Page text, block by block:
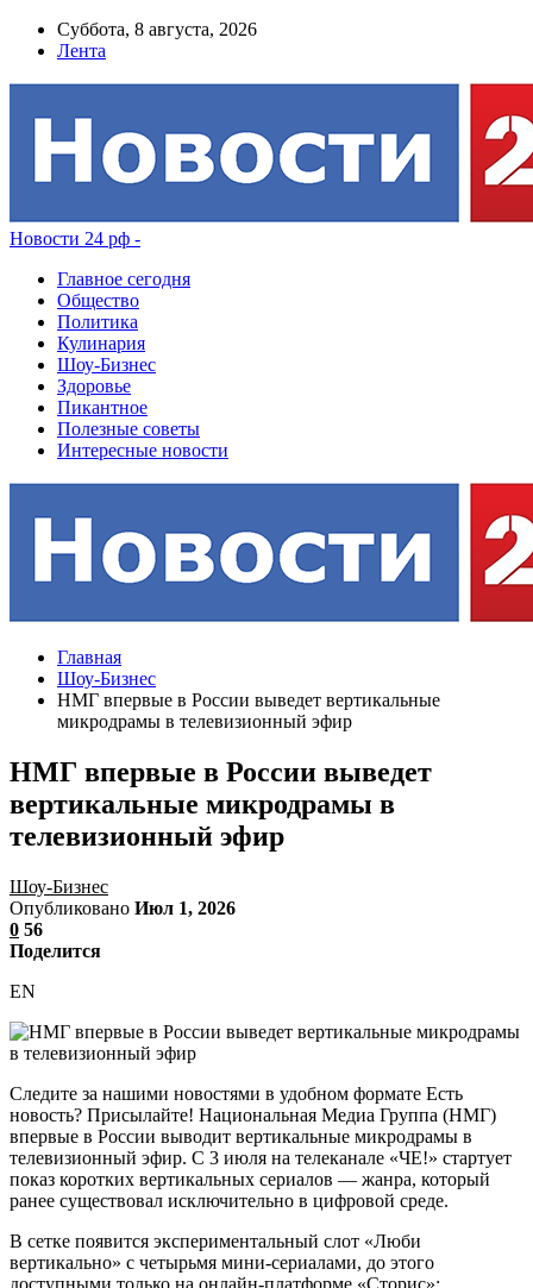
Суббота, 8 августа, 2026
Лента
Новости 24 рф -
Главное сегодня
Общество
Политика
Кулинария
Шоу-Бизнес
Здоровье
Пикантное
Полезные советы
Интересные новости
Главная
Шоу-Бизнес
НМГ впервые в России выведет вертикальные
микродрамы в телевизионный эфир
НМГ впервые в России выведет
вертикальные микродрамы в
телевизионный эфир
Шоу-Бизнес
Опубликовано Июл 1, 2026
0 56
Поделится
EN
Следите за нашими новостями в удобном формате Есть
новость? Присылайте! Национальная Медиа Группа (НМГ)
впервые в России выводит вертикальные микродрамы в
телевизионный эфир. С 3 июля на телеканале «ЧЕ!» стартует
показ коротких вертикальных сериалов — жанра, который
ранее существовал исключительно в цифровой среде.
В сетке появится экспериментальный слот «Люби
вертикально» с четырьмя мини-сериалами, до этого
доступными только на онлайн-платформе «Сторис»: